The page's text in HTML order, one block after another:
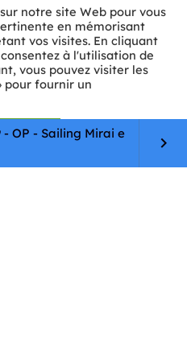
- OP - Sailing Mirai e
keyboard_arrow_right
notre site Web pour vous
en mémorisant
vos visites. En cliquant
à l'utilisation de
vous pouvez visiter les
pour fournir un
accepter